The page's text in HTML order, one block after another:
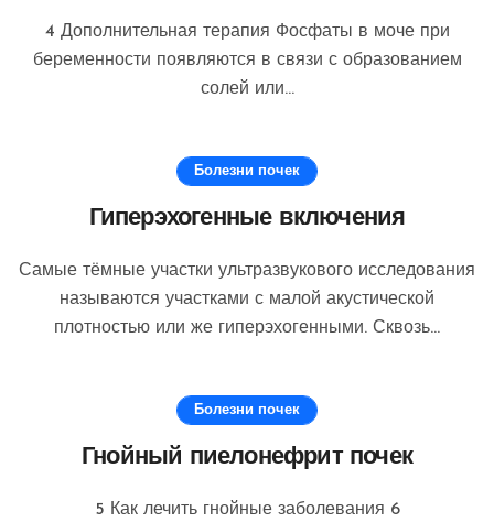
4 Дополнительная терапия Фосфаты в моче при
беременности появляются в связи с образованием
солей или...
Болезни почек
Гиперэхогенные включения
Самые тёмные участки ультразвукового исследования
называются участками с малой акустической
плотностью или же гиперэхогенными. Сквозь...
Болезни почек
Гнойный пиелонефрит почек
5 Как лечить гнойные заболевания 6